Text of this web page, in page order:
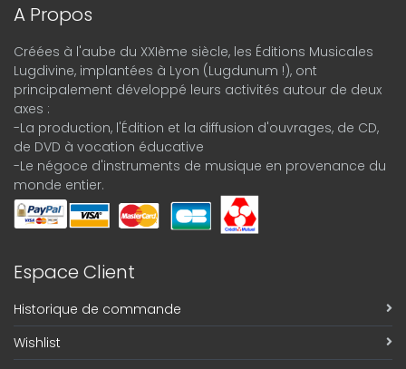
A Propos
Créées à l'aube du XXIème siècle, les Éditions Musicales
Lugdivine, implantées à Lyon (Lugdunum !), ont
principalement développé leurs activités autour de deux
axes :
-La production, l'Édition et la diffusion d'ouvrages, de CD,
de DVD à vocation éducative
-Le négoce d'instruments de musique en provenance du
monde entier.
Espace Client
Historique de commande
Wishlist